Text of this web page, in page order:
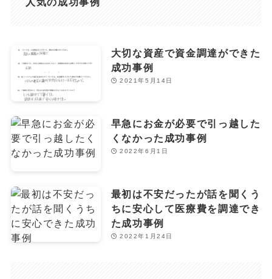
人気の成功事例
大切な資産で資金調達ができた
成功事例
2021年5月14日
早急にお金が必要で引っ越した
くなかった成功事例
2022年6月1日
最初は不安だったが話を聞くう
ちに安心して医療費を調達でき
た成功事例
2022年1月24日